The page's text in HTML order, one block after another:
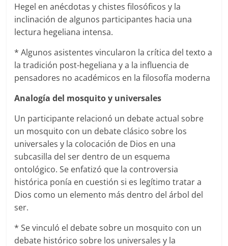
Hegel en anécdotas y chistes filosóficos y la
inclinación de algunos participantes hacia una
lectura hegeliana intensa.
* Algunos asistentes vincularon la crítica del texto a
la tradición post-hegeliana y a la influencia de
pensadores no académicos en la filosofía moderna
Analogía del mosquito y universales
Un participante relacionó un debate actual sobre
un mosquito con un debate clásico sobre los
universales y la colocación de Dios en una
subcasilla del ser dentro de un esquema
ontológico. Se enfatizó que la controversia
histórica ponía en cuestión si es legítimo tratar a
Dios como un elemento más dentro del árbol del
ser.
* Se vinculó el debate sobre un mosquito con un
debate histórico sobre los universales y la